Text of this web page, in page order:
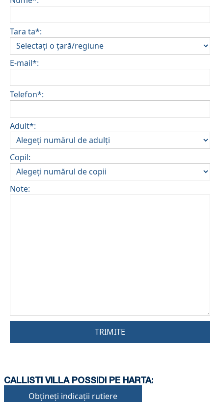
Tara ta*:
E-mail*:
Telefon*:
Adult*:
Copil:
Note:
TRIMITE
CALLISTI VILLA POSSIDI PE HARTA:
Obțineți indicații rutiere